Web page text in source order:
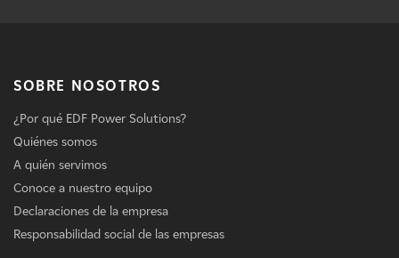
SOBRE NOSOTROS
¿Por qué EDF Power Solutions?
Quiénes somos
A quién servimos
Conoce a nuestro equipo
Declaraciones de la empresa
Responsabilidad social de las empresas